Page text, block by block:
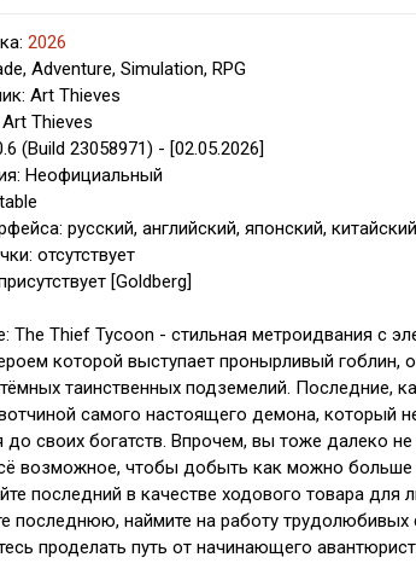
2026
Adventure, Simulation, RPG
Art Thieves
Thieves
(Build 23058971) - [02.05.2026]
Неофициальный
русский, английский, японский, китайский
отсутствует
[Goldberg]
The Thief Tycoon - стильная метроидвания с
которой выступает пронырливый гоблин,
таинственных подземелий. Последние,
самого настоящего демона, который
до своих богатств. Впрочем, вы тоже далеко
возможное, чтобы добыть как можно больше
последний в качестве ходового товара для
последнюю, наймите на работу трудолюбивых
проделать путь от начинающего